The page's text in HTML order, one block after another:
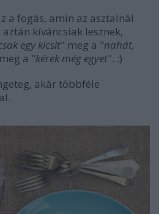
a fogás, amin az asztalnál
kíváncsiak lesznek,
egy kicsit" meg a "nahát,
a "kérek még egyet". :)
akár többféle